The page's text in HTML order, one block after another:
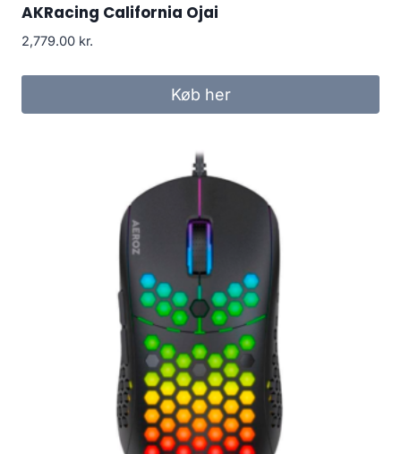
AKRacing California Ojai
2,779.00 kr.
Køb her